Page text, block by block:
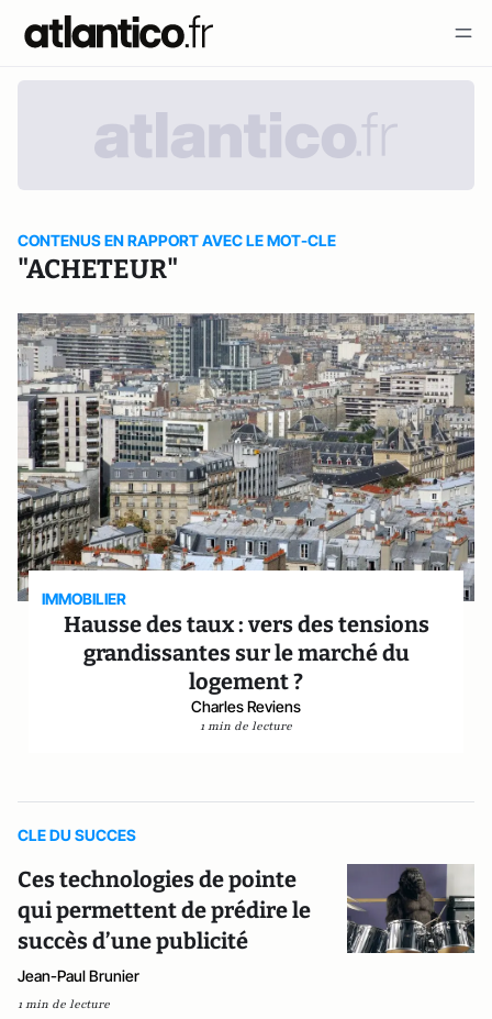
CONTENUS EN RAPPORT AVEC LE MOT-CLE
"ACHETEUR"
IMMOBILIER
Hausse des taux : vers des tensions
grandissantes sur le marché du
logement ?
Charles Reviens
1 min de lecture
CLE DU SUCCES
Ces technologies de pointe
qui permettent de prédire le
succès d’une publicité
Jean-Paul Brunier
1 min de lecture